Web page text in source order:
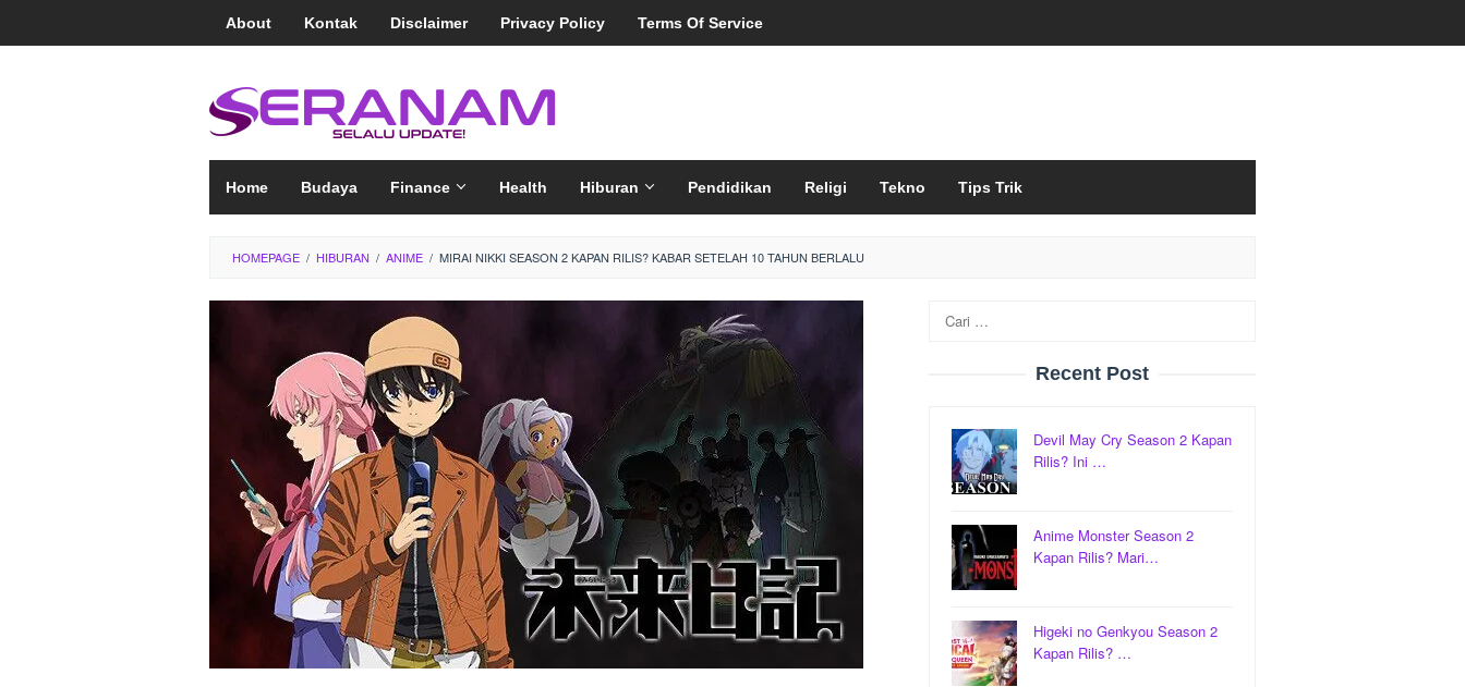
About Kontak Disclaimer Privacy Policy Terms Of Service
Home Budaya Finance Health Hiburan Pendidikan Religi Tekno Tips Trik
HOMEPAGE / HIBURAN / ANIME / MIRAI NIKKI SEASON 2 KAPAN RILIS? KABAR SETELAH 10 TAHUN BERLALU
Cari
untuk:
Recent Post
Devil May Cry Season 2 Kapan
Rilis? Ini …
Anime Monster Season 2
Kapan Rilis? Mari…
Higeki no Genkyou Season 2
Kapan Rilis? …